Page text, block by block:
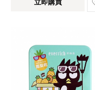
立即購買